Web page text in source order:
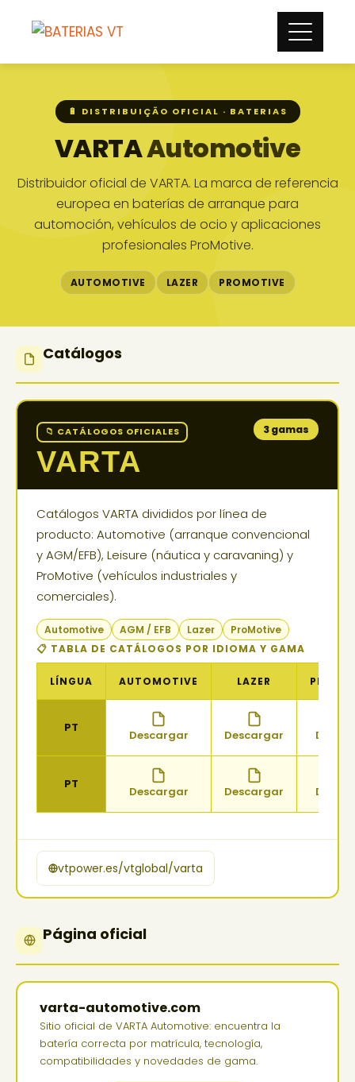
🔋 DISTRIBUIÇÃO OFICIAL · BATERIAS
VARTAAutomotive
Distribuidor oficial de VARTA. La marca de referencia
europea en baterías de arranque para
automoción, vehículos de ocio y aplicaciones
profesionales ProMotive.
AUTOMOTIVE LAZER PROMOTIVE
Catálogos
📁 CATÁLOGOS OFICIALES
VARTA
3 gamas
Catálogos VARTA divididos por línea de
producto: Automotive (arranque convencional
y AGM/EFB), Leisure (náutica y caravaning) y
ProMotive (vehículos industriales y
comerciales).
Automotive AGM / EFB Lazer
ProMotive
📋 TABLA DE CATÁLOGOS POR IDIOMA Y GAMA
LÍNGUA AUTOMOTIVE LAZER
PT
Descargar Descargar
PT
Descargar Descargar
vtpower.es/vtglobal/varta
Página oficial
varta-automotive.com
Sitio oficial de VARTA Automotive: encuentra la
batería correcta por matrícula, tecnología,
compatibilidades y novedades de gama.